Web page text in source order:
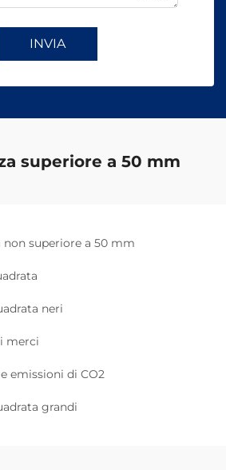
INVIA
superiore a 50 mm
non superiore a 50 mm
neri
merci
emissioni di CO2
grandi